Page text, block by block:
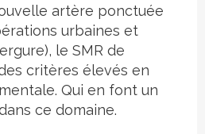
artère ponctuée
urbaines et
le SMR de
critères élevés en
Qui en font un
ce domaine.